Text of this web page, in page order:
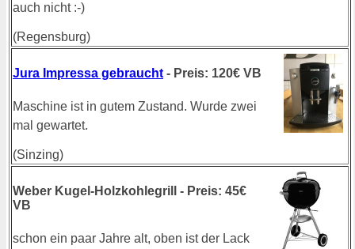
auch nicht :-)
(Regensburg)
Jura Impressa gebraucht - Preis: 120€ VB
Maschine ist in gutem Zustand. Wurde zwei
mal gewartet.
(Sinzing)
Weber Kugel-Holzkohlegrill - Preis: 45€
VB
schon ein paar Jahre alt, oben ist der Lack